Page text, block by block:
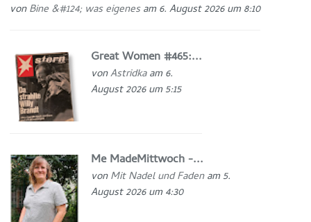
vonBine &#124; was eigenesam 6. August 2026 um 8:10
Great Women #465:...
vonAstridkaam 6.
August 2026 um 5:15
Me MadeMittwoch -...
vonMit Nadel und Fadenam 5.
August 2026 um 4:30